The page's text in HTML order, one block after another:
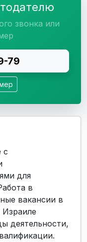
звонка или
79
с
для
в
вакансии в
деятельности,